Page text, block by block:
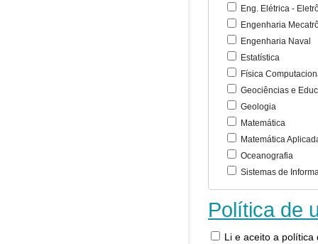
Eng. Elétrica -
Engenharia
Engenharia Naval
Estatística
Física
Geociências e
Geologia
Matemática
Matemática
Oceanografia
Sistemas de
Política de
Li e aceito a política